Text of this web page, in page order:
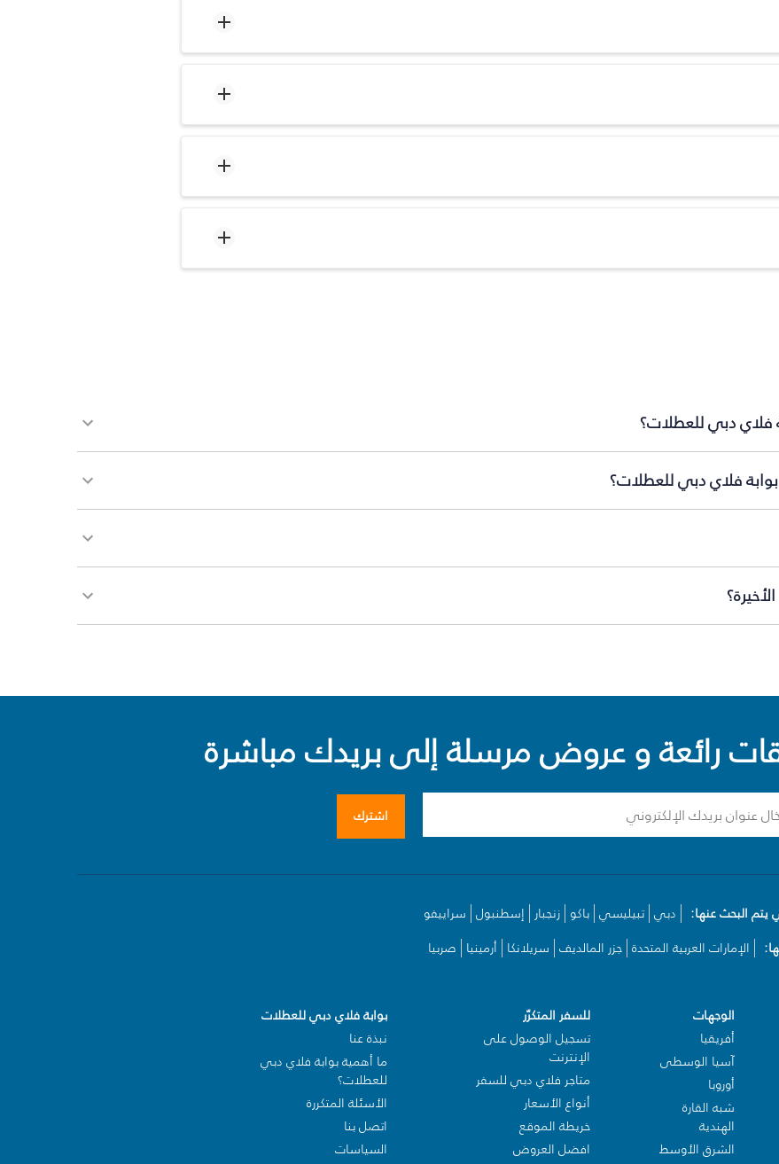
فلاي دبي للعطلات؟
فلاي دبي للعطلات؟
رائعة و عروض مرسلة إلى بريدك مباشرة
اشترك
يتم البحث عنها: دبي تبيليسي باكو زنجبار إسطنبول سراييفو
الإمارات العربية المتحدة جزر المالديف سريلانكا أرمينيا صربيا
الوجهات
أفريقيا
آسيا الوسطى
أوروبا
شبه القارة
الهندية
الشرق الأوسط
للسفر المتكرّر
تسجيل الوصول على
الإنترنت
متاجر فلاي دبي للسفر
أنواع الأسعار
خريطة الموقع
افضل العروض
بوابة فلاي دبي للعطلات
نبذة عنا
ما أهمية بوابة فلاي دبي
للعطلات؟
الأسئلة المتكررة
اتصل بنا
السياسات